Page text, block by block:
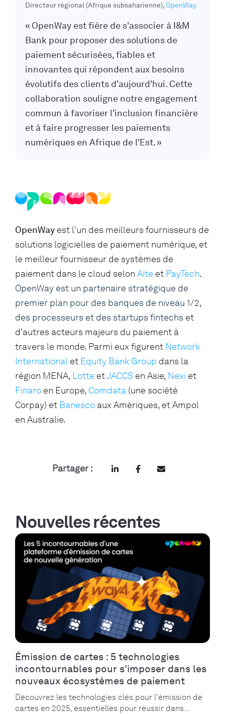
Directeur régional (Afrique subsaharienne) OpenWay
« OpenWay est fière de s'associer à I&M
Bank pour proposer des solutions de
paiement sécurisées, fiables et
innovantes qui répondent aux besoins
évolutifs des clients d'aujourd'hui. Cette
collaboration souligne notre engagement
commun à favoriser l'inclusion financière
et à faire progresser les paiements
numériques en Afrique de l'Est. »
OpenWay est l'un des meilleurs fournisseurs de
solutions logicielles de paiement numérique, et
le meilleur fournisseur de systèmes de
paiement dans le cloud selon Aite et PayTech.
OpenWay est un partenaire stratégique de
premier plan pour des banques de niveau 1/2,
des processeurs et des startups fintechs et
d'autres acteurs majeurs du paiement à
travers le monde. Parmi eux figurent Network
International et Equity Bank Group dans la
région MENA, Lotte etJACCS en Asie, Nexi et
Finaro en Europe, Comdata (une société
Corpay) et Banesco aux Amériques, et Ampol
en Australie.
Partager :
Nouvelles récentes
Émission de cartes : 5 technologies
incontournables pour s'imposer dans les
nouveaux écosystèmes de paiement
Découvrez les technologies clés pour l'émission de
cartes en 2025, essentielles pour réussir dans...